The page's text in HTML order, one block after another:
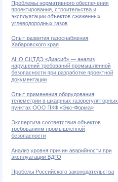
Проблемы нормативного обеспечения
проектирования, строительства и
эксплуатации объектов сжиженных
углеводородных газов
Опыт развития газоснабжения
Хабаровского края
АНО СЦТДЭ «Диасиб» — анализ
нарушений требований промышленной
безопасности при разработке проектной
документации
Опыт применения оборудования
телеметрии в шкафных газорегуляторных
пунктах ООО ПКФ «Экс-Форма»
Экспертиза соответствия объектов
требованиям промышленной
безопасности
Анализ уровня причин аварийности при
эксплуатации ВДГО
Пробелы Российского законодательства